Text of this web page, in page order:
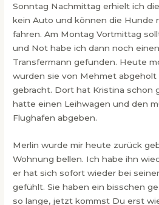
Sonntag Nachmittag erhielt ich
kein Auto und können die Hunde
fahren. Am Montag Vortmittag
und Not habe ich dann noch
Transfermann gefunden. Heute
wurden sie von Mehmet abgeholt
gebracht. Dort hat Kristina schon
hatte einen Leihwagen und den
Flughafen abgeben.
Merlin wurde mir heute zurück
Wohnung bellen. Ich habe ihn
er hat sich sofort wieder bei
gefühlt. Sie haben ein bisschen
so lange, jetzt kommst Du erst